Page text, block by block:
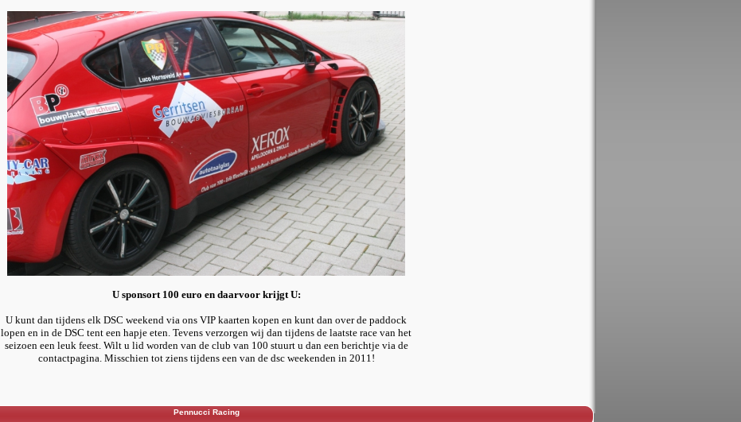
U sponsort 100 euro en daarvoor krijgt U:
U kunt dan tijdens elk DSC weekend via ons VIP kaarten kopen en kunt dan over de paddock
lopen en in de DSC tent een hapje eten. Tevens verzorgen wij dan tijdens de laatste race van het
seizoen een leuk feest. Wilt u lid worden van de club van 100 stuurt u dan een berichtje via de
contactpagina. Misschien tot ziens tijdens een van de dsc weekenden in 2011!
Pennucci Racing